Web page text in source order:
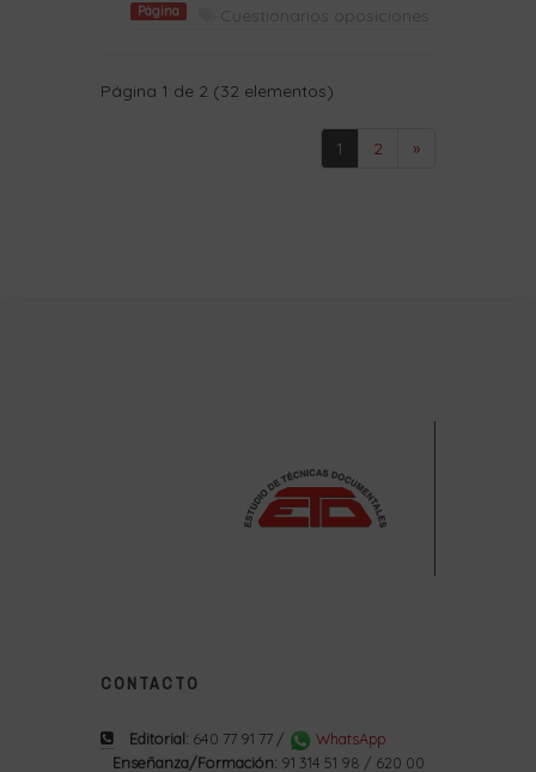
Página Cuestionarios oposiciones
Página 1 de 2 (32 elementos)
1 2 »
CONTACTO
Editorial: 640 77 91 77 /
WhatsApp
Enseñanza/Formación: 91 314 51 98 / 620 00